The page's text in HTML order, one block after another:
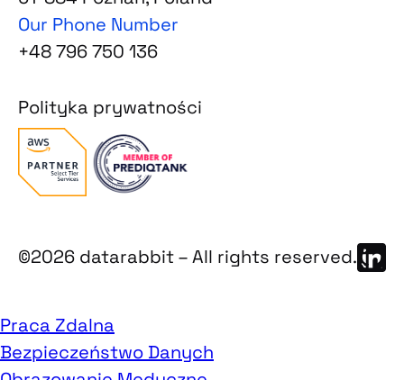
Our Phone Number
+48 796 750 136
Polityka prywatności
©2026 datarabbit – All rights reserved.
Praca Zdalna
Bezpieczeństwo Danych